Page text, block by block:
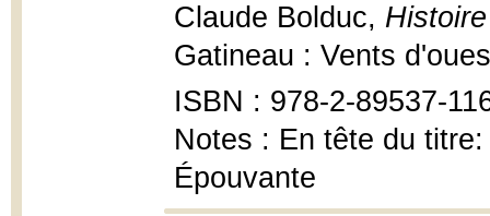
Claude Bolduc,
Gatineau : Vents
ISBN : 978-2-89537-
Notes : En tête du
Épouvante